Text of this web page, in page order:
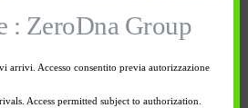
Colore artificiale:
: ZeroDna Group
arrivi. Accesso consentito previa autorizzazione
Access permitted subject to authorization.